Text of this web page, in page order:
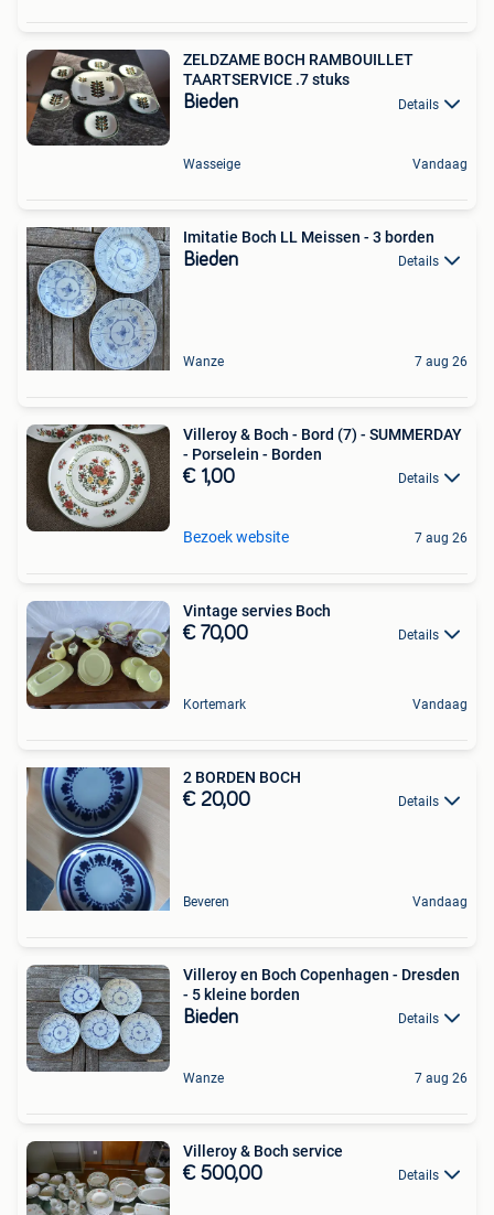
ZELDZAME BOCH RAMBOUILLET
TAARTSERVICE .7 stuks
Bieden Details
Wasseige Vandaag
Imitatie Boch LL Meissen - 3 borden
Bieden Details
Wanze 7 aug 26
Villeroy & Boch - Bord (7) - SUMMERDAY
- Porselein - Borden
€ 1,00 Details
Bezoek website 7 aug 26
Vintage servies Boch
€ 70,00 Details
Kortemark Vandaag
2 BORDEN BOCH
€ 20,00 Details
Beveren Vandaag
Villeroy en Boch Copenhagen - Dresden
- 5 kleine borden
Bieden Details
Wanze 7 aug 26
Villeroy & Boch service
€ 500,00 Details